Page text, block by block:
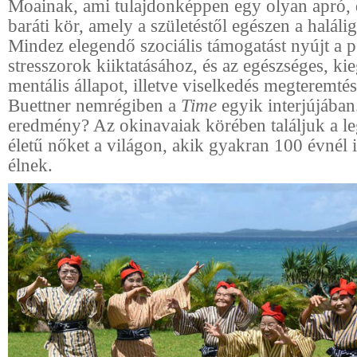
Moainak, ami tulajdonképpen egy olyan apró,
baráti kör, amely a születéstől egészen a
Mindez elegendő szociális támogatást nyújt a
stresszorok kiiktatásához, és az egészséges,
mentális állapot, illetve viselkedés
Buettner nemrégiben a Time egyik
eredmény? Az okinavaiak körében találjuk a
életű nőket a világon, akik gyakran 100 évnél
élnek.